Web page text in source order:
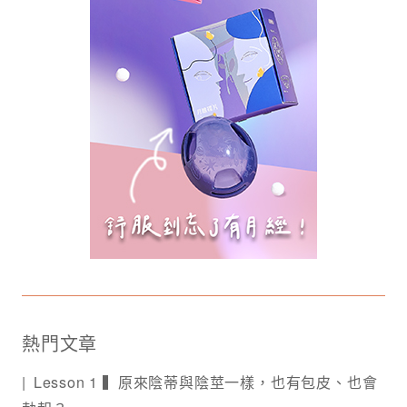
熱門文章
Lesson 1 ▍原來陰蒂與陰莖一樣，也有包皮、也會